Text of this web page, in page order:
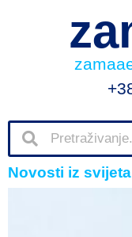
Novosti iz svijeta